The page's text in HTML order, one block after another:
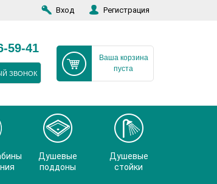
Вход Регистрация
59-41
ЗВОНОК
Ваша корзина
пуста
Душевые
поддоны
Душевые
стойки